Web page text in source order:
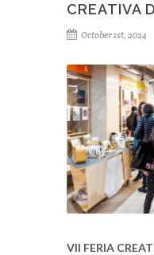
CREATIVA
October 1st, 2024
VII FERIA